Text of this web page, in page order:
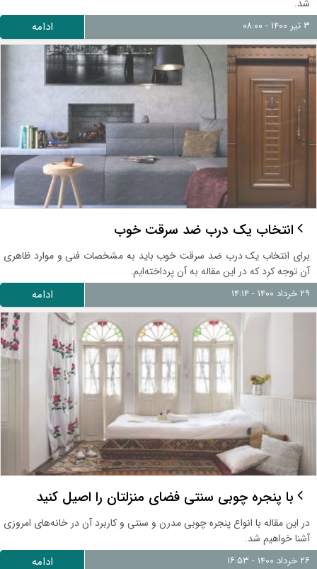
شد.
ادامه
انتخاب یک درب ضد سرقت خوب
برای انتخاب یک درب ضد سرقت خوب باید به مشخصات فنی و موارد ظاهری
آن توجه کرد که در این مقاله به آن پرداخته‌ایم.
۲۹ خرداد ۱۴۰۰ - ۱۴:۱۴ ادامه
با پنجره چوبی سنتی فضای منزلتان را اصیل کنید
در این مقاله با انواع پنجره چوبی مدرن و سنتی و کاربرد آن در خانه‌های امروزی
آشنا خواهیم شد.
۲۶ خرداد ۱۴۰۰ - ۱۶:۵۳ ادامه